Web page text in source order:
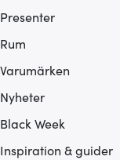
Presenter
Rum
Varumärken
Nyheter
Black Week
Inspiration & guider